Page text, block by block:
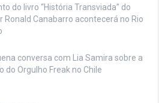
do livro “História Transviada” do
Ronald Canabarro acontecerá no Rio
conversa com Lia Samira sobre a
do Orgulho Freak no Chile